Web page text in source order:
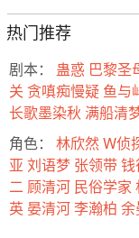
热门推荐
剧本： 蛊惑 巴黎圣
关 贪嗔痴慢疑 鱼与
长歌墨染秋 满船清
角色：
林欣然W侦
亚 刘语梦 张领带钱
二 顾清河 民俗学家
英 晏清河李瀚柏 余